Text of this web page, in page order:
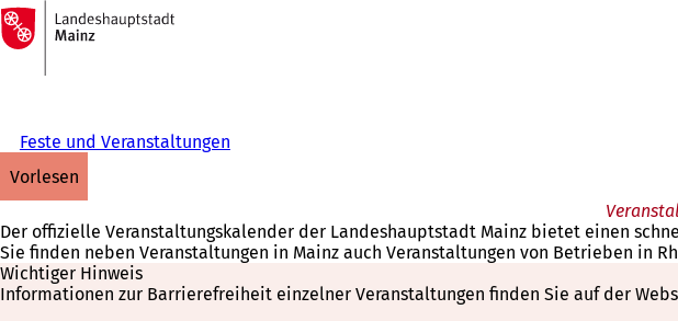
Inhalt anspringen
Zur
Startseite
Feste und Veranstaltungen
vorlesen
Der offizielle Veranstaltungskalender der Landeshauptstadt Mainz bietet einen
Sie finden neben Veranstaltungen in Mainz auch Veranstaltungen von Betrieben in
Wichtiger Hinweis
Informationen zur Barrierefreiheit einzelner Veranstaltungen finden Sie auf der